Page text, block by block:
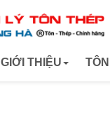
GIỚI THIỆU